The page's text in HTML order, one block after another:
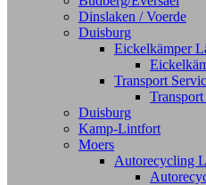
Dinslaken / Voerde
Duisburg
Eickelkämper
Transport
Duisburg
Kamp-Lintfort
Moers
Autorecycling